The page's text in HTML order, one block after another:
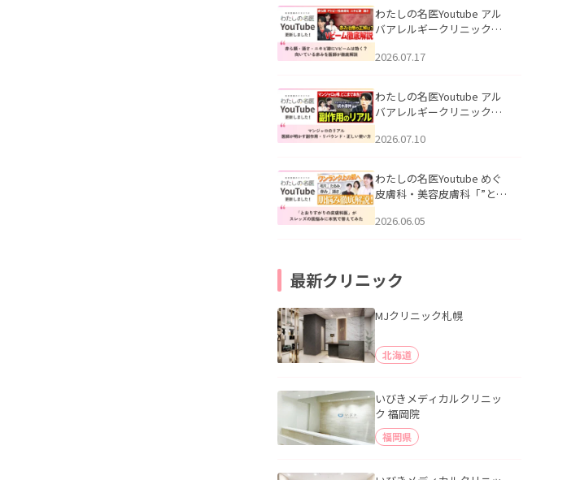
公開いたしました。
わたしの名医Youtube アル
バアレルギークリニック札
跡にVビームは効く？向いて
説」を公開いたしました。
2026.07.17
わたしの名医Youtube アル
バアレルギークリニック札
医師が明かす副作用・リバ
公開いたしました。
2026.07.10
わたしの名医Youtube めぐ
皮膚科・美容皮膚科「”とお
ッズの肌悩みに本気で答え
2026.06.05
最新クリニック
MJクリニック札幌
北海道
いびきメディカルクリニッ
ク 福岡院
福岡県